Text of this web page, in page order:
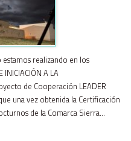
realizando en los
INICIACIÓN A LA
de Cooperación LEADER
una vez obtenida la Certificación
de la Comarca Sierra…